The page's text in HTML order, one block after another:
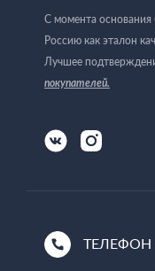
С момента основания
Россию как эталон
Лучшее
покупателей.
ТЕЛЕФОН